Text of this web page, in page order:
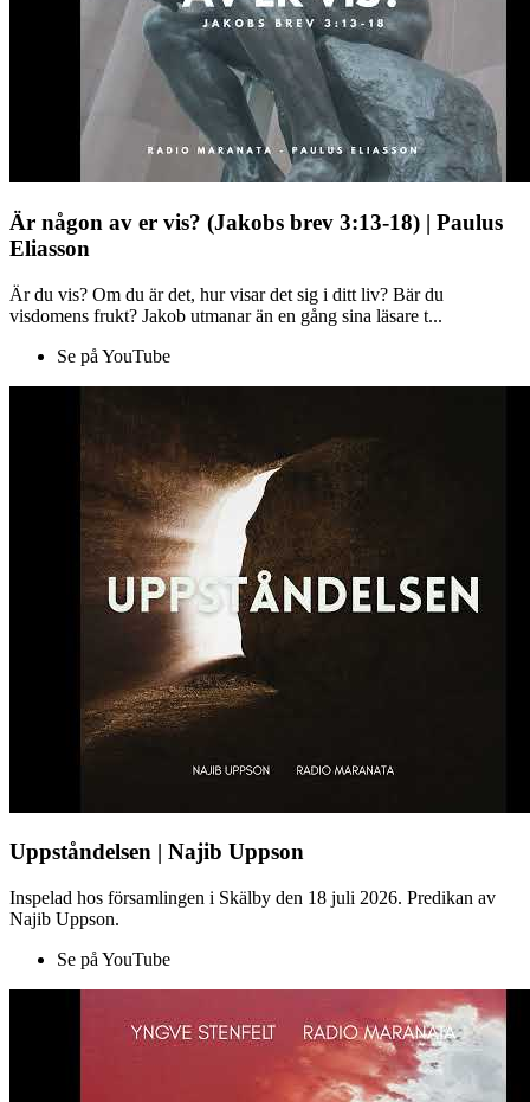
Är någon av er vis? (Jakobs brev 3:13-18) | Paulus
Eliasson
Är du vis? Om du är det, hur visar det sig i ditt liv? Bär du
visdomens frukt? Jakob utmanar än en gång sina läsare t...
Se på YouTube
Uppståndelsen | Najib Uppson
Inspelad hos församlingen i Skälby den 18 juli 2026. Predikan av
Najib Uppson.
Se på YouTube